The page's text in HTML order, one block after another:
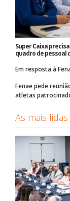
Super Caixa
quadro de pessoal
Em resposta à
Fenae pede
atletas
As mais lidas